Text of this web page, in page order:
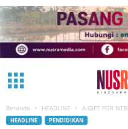
Beranda HEADLINE A GIFT FOR NTB
HEADLINE PENDIDIKAN